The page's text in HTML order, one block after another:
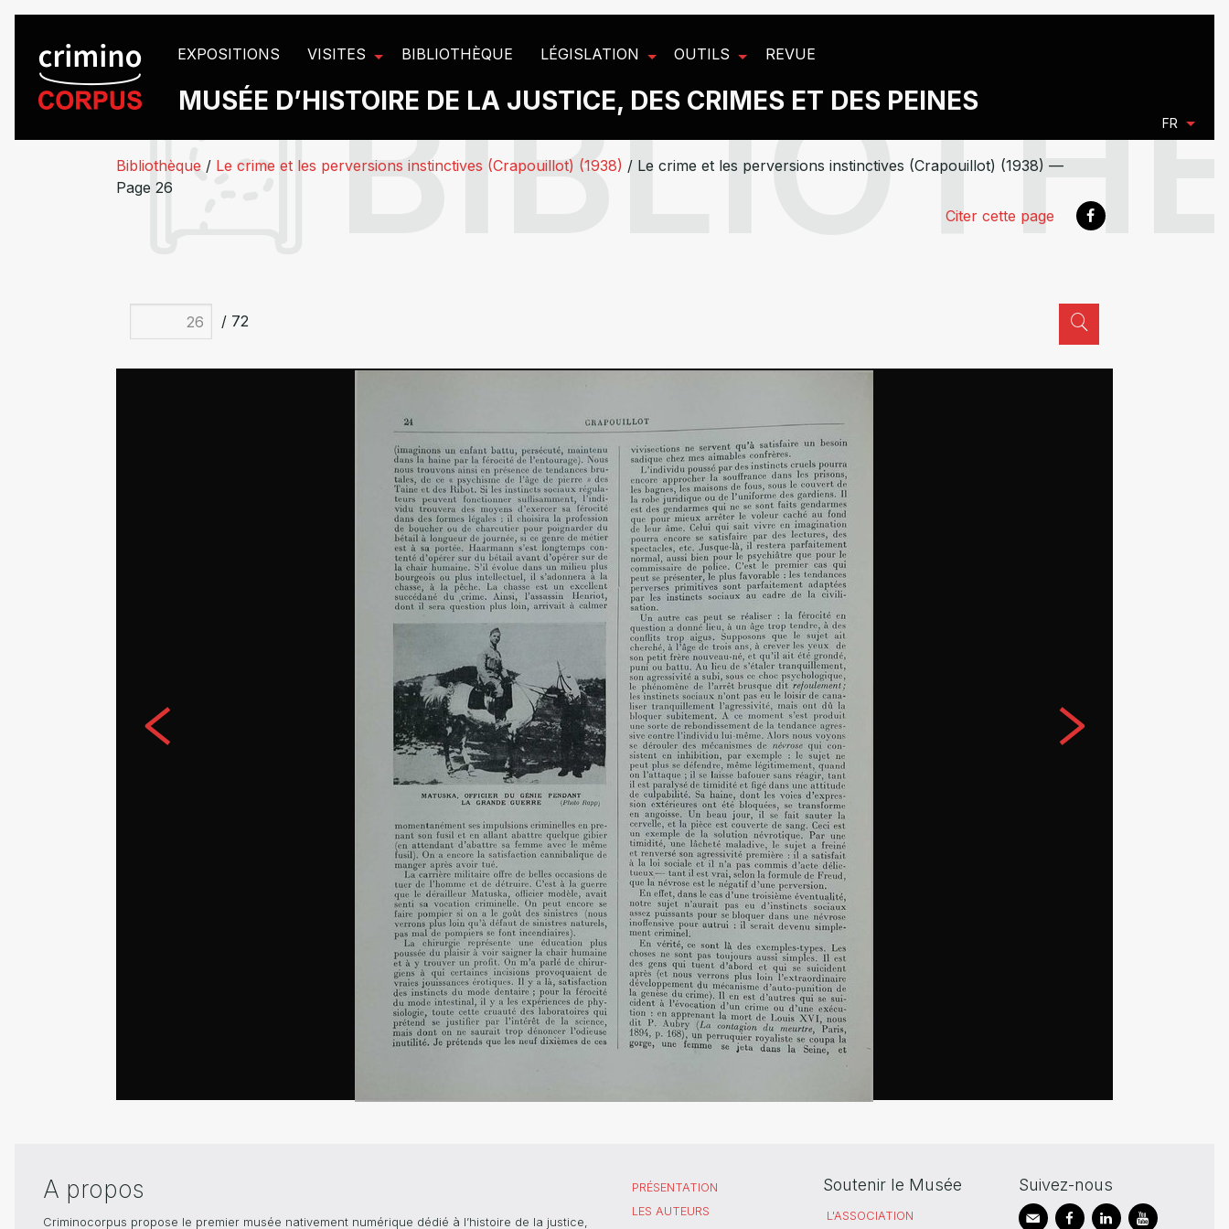
EXPOSITIONS VISITES BIBLIOTHÈQUE LÉGISLATION OUTILS REVUE
MUSÉE D’HISTOIRE DE LA JUSTICE, DES CRIMES ET DES PEINES
FR
Bibliothèque / Le crime et les perversions instinctives (Crapouillot) (1938) / Le crime et les perversions instinctives (Crapouillot) (1938) —
Page 26
Citer cette page
/ 72
A propos
Criminocorpus propose le premier musée nativement numérique dédié à l’histoire de la justice,
PRÉSENTATION
LES AUTEURS
Soutenir le Musée
L'ASSOCIATION
Suivez-nous
Panneau de gestion des cookies